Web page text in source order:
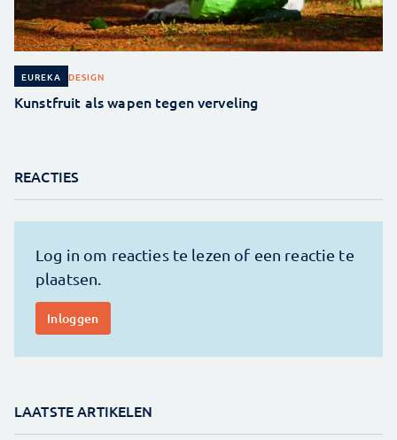
EUREKA DESIGN
Kunstfruit als wapen tegen verveling
REACTIES
LAATSTE ARTIKELEN